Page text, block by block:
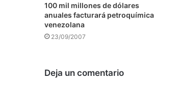
100 mil millones de dólares
anuales facturará petroquímica
venezolana
23/09/2007
Deja un comentario